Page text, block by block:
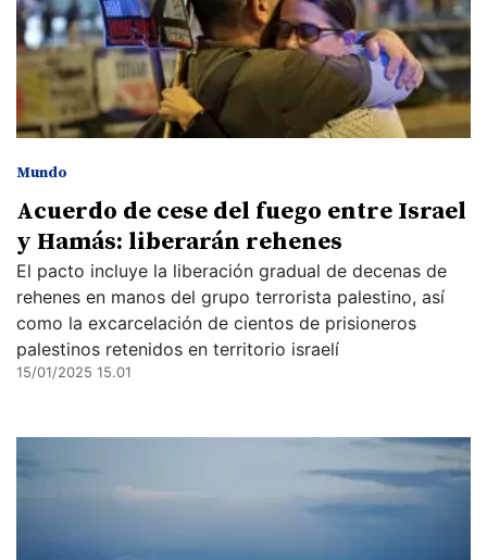
Mundo
Acuerdo de cese del fuego entre Israel
y Hamás: liberarán rehenes
El pacto incluye la liberación gradual de decenas de
rehenes en manos del grupo terrorista palestino, así
como la excarcelación de cientos de prisioneros
palestinos retenidos en territorio israelí
15/01/2025 15.01